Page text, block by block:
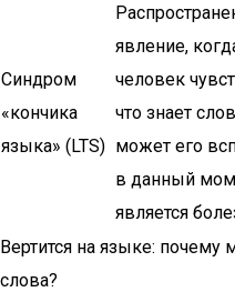
Синдром
«кончика
языка» (LTS)
явление,
человек
что знает
может его
в данный
является
Вертится на языке:
слова?